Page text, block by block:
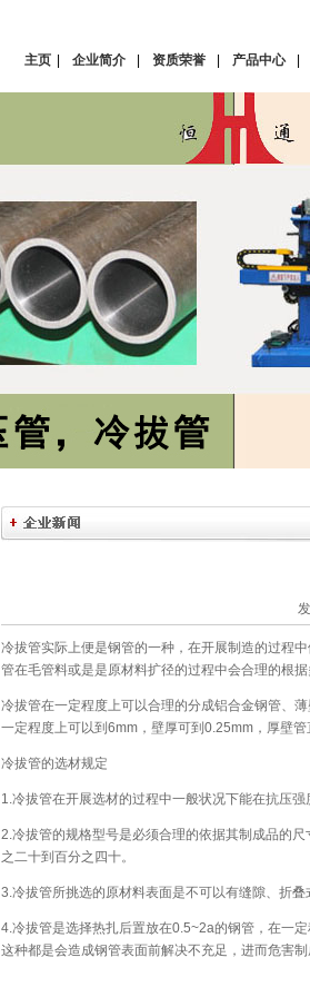
主页 企业简介 资质荣誉 产品中心
冷拔管实际上便是钢管的一种，在开展制造的过程
管在毛管料或是是原材料扩径的过程中会合理的根据
冷拔管在一定程度上可以合理的分成铝合金钢管、
一定程度上可以到6mm，壁厚可到0.25mm，厚壁管
冷拔管的选材规定
1.冷拔管在开展选材的过程中一般状况下能在抗压
2.冷拔管的规格型号是必须合理的依据其制成品的
之二十到百分之四十。
3.冷拔管所挑选的原材料表面是不可以有缝隙、折叠
4.冷拔管是选择热扎后置放在0.5~2a的钢管，在一
这种都是会造成钢管表面前解决不充足，进而危害制